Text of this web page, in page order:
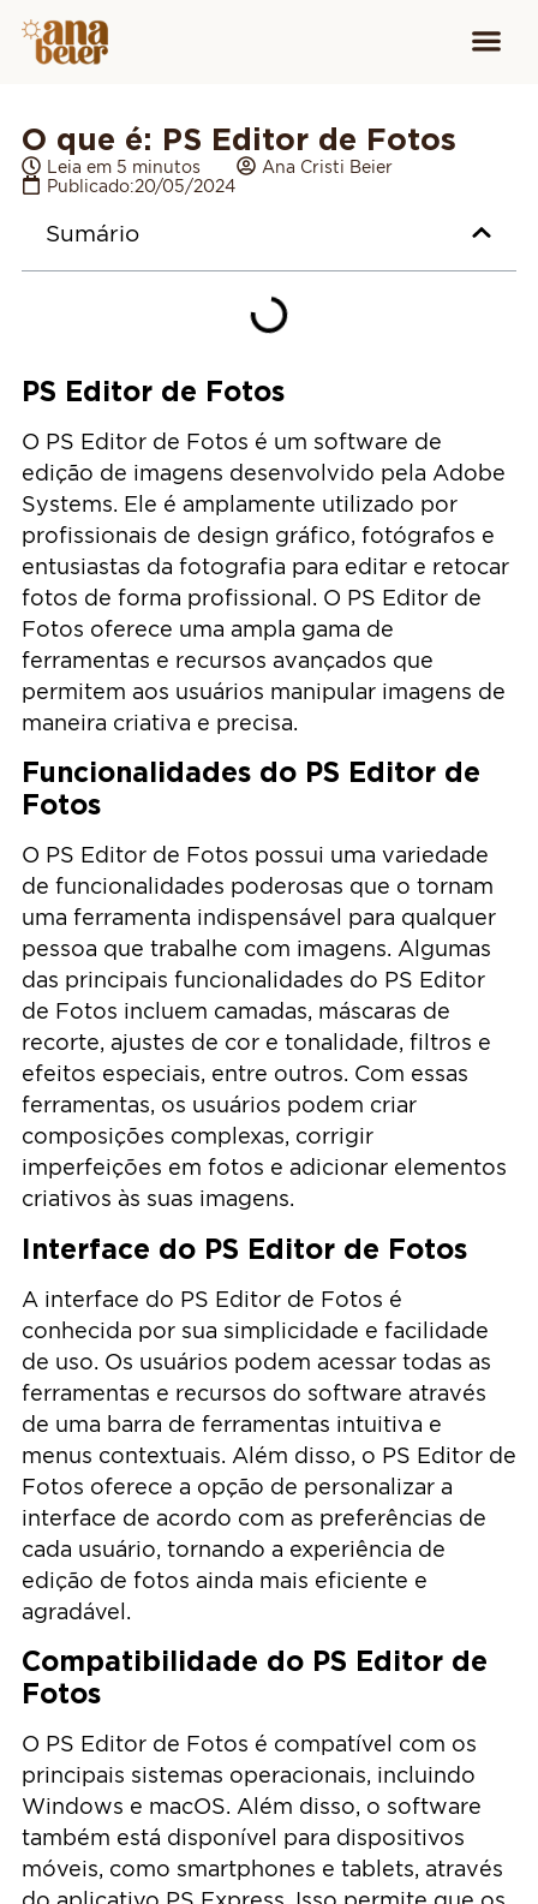
O que é: PS Editor de Fotos
Leia em 5 minutos
Ana Cristi Beier
Publicado:20/05/2024
Sumário
PS Editor de Fotos
O PS Editor de Fotos é um software de
edição de imagens desenvolvido pela Adobe
Systems. Ele é amplamente utilizado por
profissionais de design gráfico, fotógrafos e
entusiastas da fotografia para editar e retocar
fotos de forma profissional. O PS Editor de
Fotos oferece uma ampla gama de
ferramentas e recursos avançados que
permitem aos usuários manipular imagens de
maneira criativa e precisa.
Funcionalidades do PS Editor de
Fotos
O PS Editor de Fotos possui uma variedade
de funcionalidades poderosas que o tornam
uma ferramenta indispensável para qualquer
pessoa que trabalhe com imagens. Algumas
das principais funcionalidades do PS Editor
de Fotos incluem camadas, máscaras de
recorte, ajustes de cor e tonalidade, filtros e
efeitos especiais, entre outros. Com essas
ferramentas, os usuários podem criar
composições complexas, corrigir
imperfeições em fotos e adicionar elementos
criativos às suas imagens.
Interface do PS Editor de Fotos
A interface do PS Editor de Fotos é
conhecida por sua simplicidade e facilidade
de uso. Os usuários podem acessar todas as
ferramentas e recursos do software através
de uma barra de ferramentas intuitiva e
menus contextuais. Além disso, o PS Editor de
Fotos oferece a opção de personalizar a
interface de acordo com as preferências de
cada usuário, tornando a experiência de
edição de fotos ainda mais eficiente e
agradável.
Compatibilidade do PS Editor de
Fotos
O PS Editor de Fotos é compatível com os
principais sistemas operacionais, incluindo
Windows e macOS. Além disso, o software
também está disponível para dispositivos
móveis, como smartphones e tablets, através